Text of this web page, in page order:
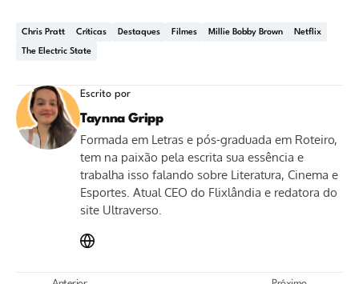
Chris Pratt Críticas Destaques Filmes Millie Bobby Brown Netflix
The Electric State
Escrito por
Taynna Gripp
Formada em Letras e pós-graduada em Roteiro,
tem na paixão pela escrita sua essência e
trabalha isso falando sobre Literatura, Cinema e
Esportes. Atual CEO do Flixlândia e redatora do
site Ultraverso.